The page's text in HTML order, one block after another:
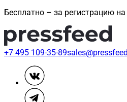
Бесплатно – за регистрацию на
+7 495 109-35-89